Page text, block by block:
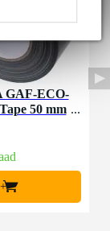
GAF-ECO-
50 mm
+